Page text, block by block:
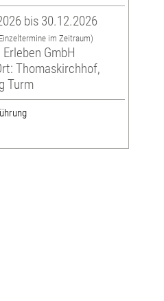
bis 30.12.2026
im Zeitraum)
GmbH
Thomaskirchhof,
Turm